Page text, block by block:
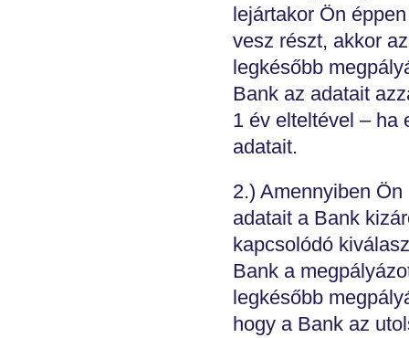
lejártakor Ön
vesz részt, akkor
legkésőbb
Bank az adatait
1 év elteltével – ha
adatait.
2.) Amennyiben
adatait a Bank
kapcsolódó
Bank a
legkésőbb
hogy a Bank az